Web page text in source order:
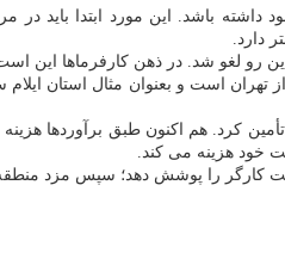
باشد. این مورد ابتدا باید
دارد.
است و بعنوان مثال استان ایلام
کرد. هم اکنون طبق برآوردها
کارگر را پوشش دهد؛ سپس مزد